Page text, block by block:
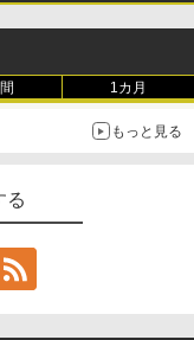
1カ月
もっと見る
る